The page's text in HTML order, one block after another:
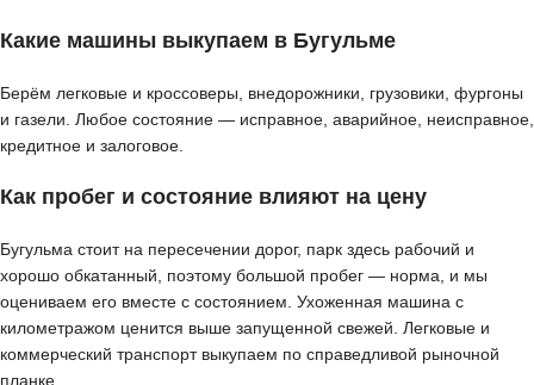
Какие машины выкупаем в Бугульме
Берём легковые и кроссоверы, внедорожники, грузовики, фургоны
и газели. Любое состояние — исправное, аварийное, неисправное,
кредитное и залоговое.
Как пробег и состояние влияют на цену
Бугульма стоит на пересечении дорог, парк здесь рабочий и
хорошо обкатанный, поэтому большой пробег — норма, и мы
оцениваем его вместе с состоянием. Ухоженная машина с
километражом ценится выше запущенной свежей. Легковые и
коммерческий транспорт выкупаем по справедливой рыночной
планке.